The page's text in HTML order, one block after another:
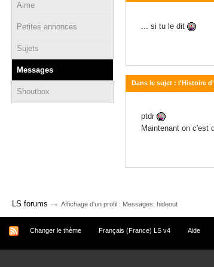
Aime
Petites annonces
Sujets
Messages
Shoutbox
... si tu le dit
Dans le sujet : l'Histoire
ptdr
Maintenant on c'est
LS forums → Affichage d'un profil : Messages: hideout
Changer le thème Français (France) LS v4 Aide